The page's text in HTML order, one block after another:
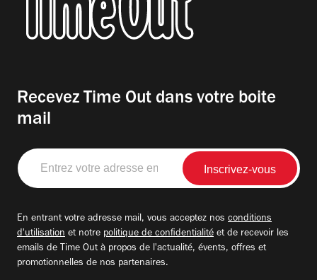
Recevez Time Out dans votre boite
mail
Entrez
votre
adresse
En entrant votre adresse mail, vous acceptez nos conditions
d'utilisation et notre politique de confidentialité et de recevoir les
emails de Time Out à propos de l'actualité, évents, offres et
promotionnelles de nos partenaires.